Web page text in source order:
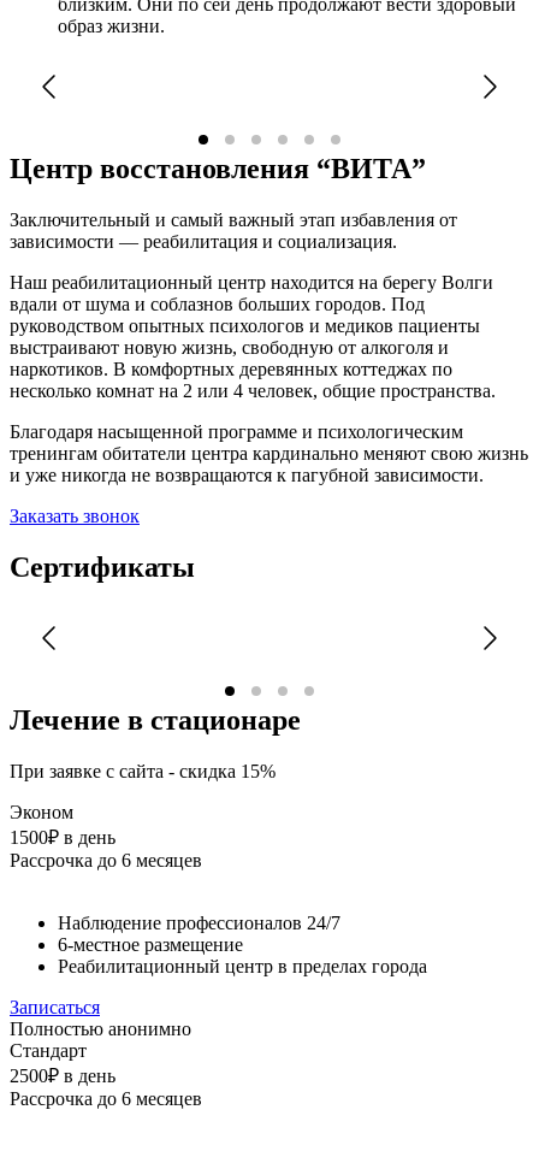
близким. Они по сей день продолжают вести здоровый
образ жизни.
Центр восстановления “ВИТА”
Заключительный и самый важный этап избавления от
зависимости — реабилитация и социализация.
Наш реабилитационный центр находится на берегу Волги
вдали от шума и соблазнов больших городов. Под
руководством опытных психологов и медиков пациенты
выстраивают новую жизнь, свободную от алкоголя и
наркотиков. В комфортных деревянных коттеджах по
несколько комнат на 2 или 4 человек, общие пространства.
Благодаря насыщенной программе и психологическим
тренингам обитатели центра кардинально меняют свою жизнь
и уже никогда не возвращаются к пагубной зависимости.
Заказать звонок
Сертификаты
Лечение в стационаре
При заявке с сайта - скидка 15%
Эконом
1500₽ в день
Рассрочка до 6 месяцев
Наблюдение профессионалов 24/7
6-местное размещение
Реабилитационный центр в пределах города
Записаться
Полностью анонимно
Стандарт
2500₽ в день
Рассрочка до 6 месяцев